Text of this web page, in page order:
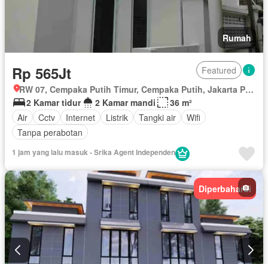
Rumah
Rp 565Jt
Featured
RW 07, Cempaka Putih Timur, Cempaka Putih, Jakarta Pusat, Daerah Khusus Ibukota Jakarta
2 Kamar tidur
2 Kamar mandi
36 m²
Air
Cctv Internet Listrik Tangki air
Wifi
Tanpa perabotan
1 jam yang lalu masuk - Srika Agent Independen
Diperbaharui